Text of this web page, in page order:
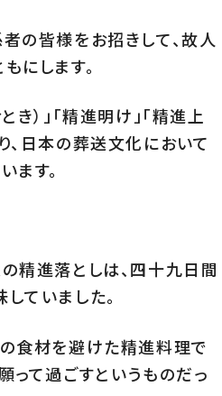
の皆様をお招きして、故人
にします。
き）」「精進明け」「精進上
、日本の葬送文化において
ます。
精進落としは、四十九日間
ていました。
食材を避けた精進料理で
って過ごすというものだっ